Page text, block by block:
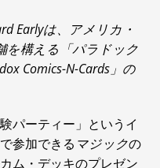
Earlyは、アメリカ・
を構える「パラドック
Comics-N-Cards」の
パーティー」というイ
参加できる マジックの
ム・デッキのプレゼン